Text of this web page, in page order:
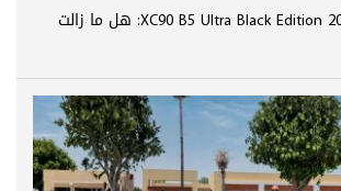
تجربة فولفو XC90 B5 Ultra Black Edition 2026: هل ما زالت